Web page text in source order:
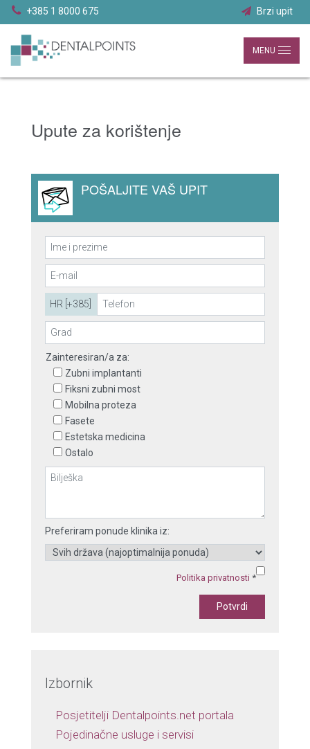
+385 1 8000 675 Brzi upit
MENU
Upute za korištenje
POŠALJITE VAŠ UPIT
Zainteresiran/a za:
Zubni implantanti
Fiksni zubni most
Mobilna proteza
Fasete
Estetska medicina
Ostalo
Preferiram ponude klinika iz:
Politika privatnosti *
Potvrdi
Izbornik
Posjetitelji Dentalpoints.net portala
Pojedinačne usluge i servisi